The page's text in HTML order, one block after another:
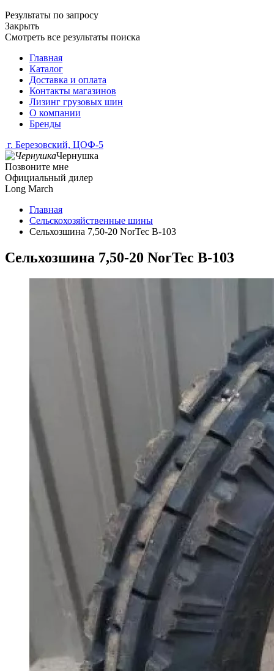
Результаты по запросу
Закрыть
Смотреть все результаты поиска
Главная
Каталог
Доставка и оплата
Контакты магазинов
Лизинг грузовых шин
О компании
Бренды
г. Березовский, ЦОФ-5
Чернушка
Позвоните мне
Официальный дилер
Long March
Главная
Сельскохозяйственные шины
Сельхозшина 7,50-20 NorTec В-103
Сельхозшина 7,50-20 NorTec В-103